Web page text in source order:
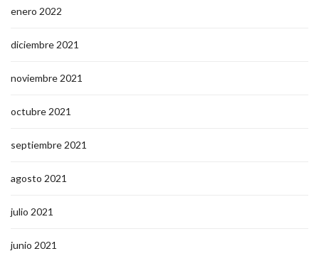
enero 2022
diciembre 2021
noviembre 2021
octubre 2021
septiembre 2021
agosto 2021
julio 2021
junio 2021